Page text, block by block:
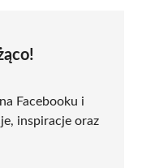
Facebooku i
inspiracje oraz